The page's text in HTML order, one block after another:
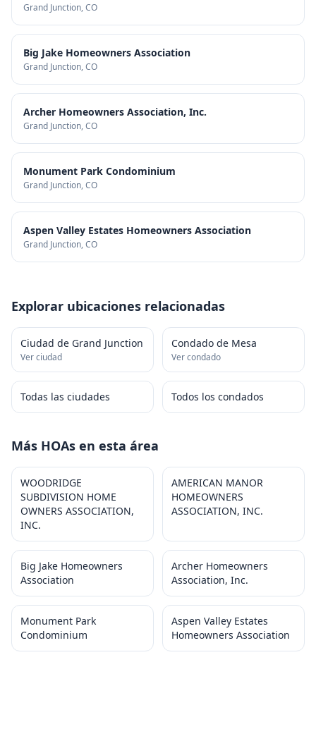
Grand Junction, CO
Big Jake Homeowners Association
Grand Junction, CO
Archer Homeowners Association, Inc.
Grand Junction, CO
Monument Park Condominium
Grand Junction, CO
Aspen Valley Estates Homeowners Association
Grand Junction, CO
Explorar ubicaciones relacionadas
Ciudad de Grand Junction
Ver ciudad
Condado de Mesa
Ver condado
Todas las ciudades Todos los condados
Más HOAs en esta área
WOODRIDGE
SUBDIVISION HOME
OWNERS ASSOCIATION,
INC.
AMERICAN MANOR
HOMEOWNERS
ASSOCIATION, INC.
Big Jake Homeowners
Association
Archer Homeowners
Association, Inc.
Monument Park
Condominium
Aspen Valley Estates
Homeowners Association